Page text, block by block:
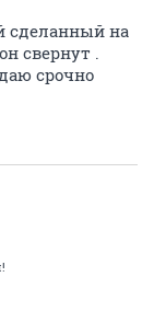
сделанный на
свернут .
срочно